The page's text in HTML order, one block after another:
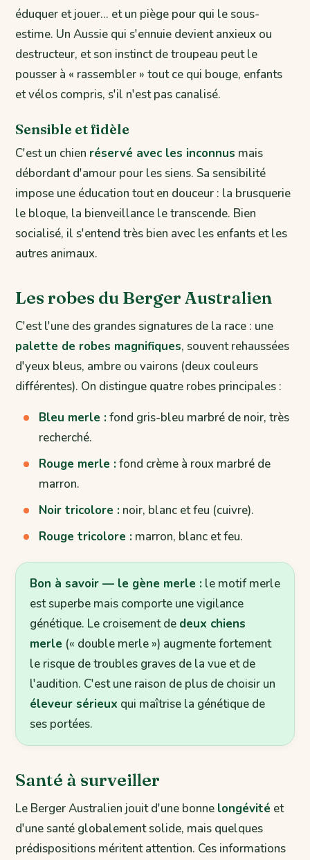
éduquer et jouer… et un piège pour qui le sous-
estime. Un Aussie qui s'ennuie devient anxieux ou
destructeur, et son instinct de troupeau peut le
pousser à « rassembler » tout ce qui bouge, enfants
et vélos compris, s'il n'est pas canalisé.
Sensible et fidèle
C'est un chien réservé avec les inconnus mais
débordant d'amour pour les siens. Sa sensibilité
impose une éducation tout en douceur : la brusquerie
le bloque, la bienveillance le transcende. Bien
socialisé, il s'entend très bien avec les enfants et les
autres animaux.
Les robes du Berger Australien
C'est l'une des grandes signatures de la race : une
palette de robes magnifiques, souvent rehaussées
d'yeux bleus, ambre ou vairons (deux couleurs
différentes). On distingue quatre robes principales :
Bleu merle :fond gris-bleu marbré de noir, très
recherché.
Rouge merle :fond crème à roux marbré de
marron.
Noir tricolore : noir, blanc et feu (cuivre).
Rouge tricolore : marron, blanc et feu.
Bon à savoir — le gène merle : le motif merle
est superbe mais comporte une vigilance
génétique. Le croisement de deux chiens
merle (« double merle ») augmente fortement
le risque de troubles graves de la vue et de
l'audition. C'est une raison de plus de choisir un
éleveur sérieux qui maîtrise la génétique de
ses portées.
Santé à surveiller
Le Berger Australien jouit d'une bonne longévité et
d'une santé globalement solide, mais quelques
prédispositions méritent attention. Ces informations